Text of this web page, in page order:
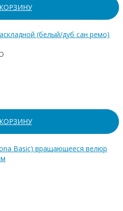
(белый/дуб сан ремо)
Basic) вращающееся велюр